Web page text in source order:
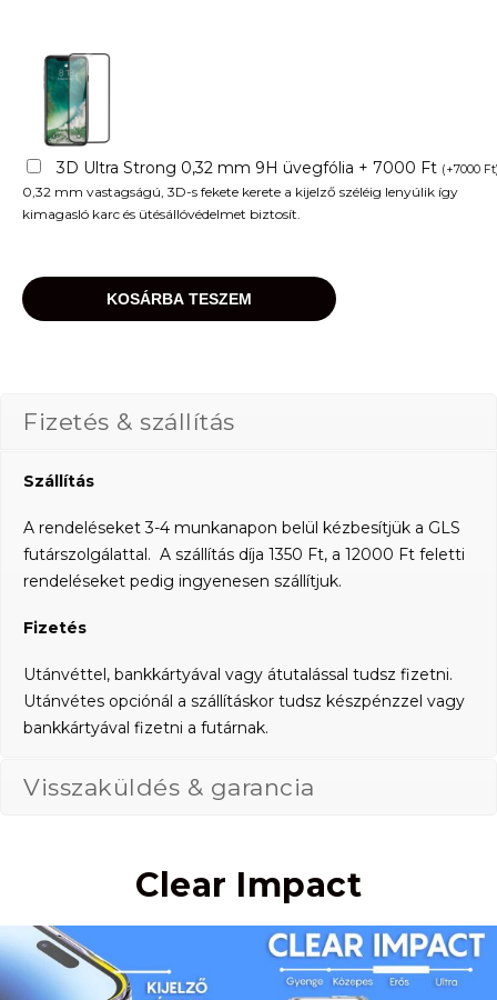
3D Ultra Strong 0,32 mm 9H üvegfólia + 7000 Ft (+7000 Ft
0,32 mm vastagságú, 3D-s fekete kerete a kijelző széléig lenyúlik így
kimagasló karc és ütésállóvédelmet biztosít.
KOSÁRBA TESZEM
Fizetés & szállítás
Szállítás
A rendeléseket 3-4 munkanapon belül kézbesítjük a GLS
futárszolgálattal. A szállítás díja 1350 Ft, a 12000 Ft feletti
rendeléseket pedig ingyenesen szállítjuk.
Fizetés
Utánvéttel, bankkártyával vagy átutalással tudsz fizetni.
Utánvétes opciónál a szállításkor tudsz készpénzzel vagy
bankkártyával fizetni a futárnak.
Visszaküldés & garancia
Clear Impact